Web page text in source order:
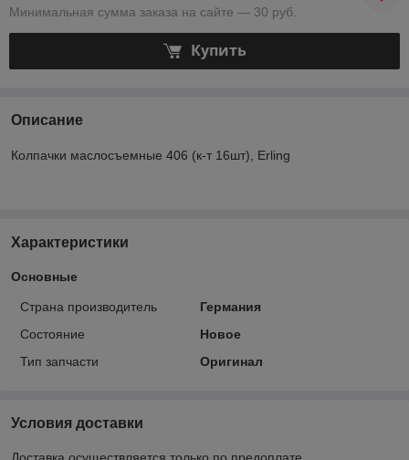
Минимальная сумма заказа на сайте — 30 руб.
Купить
Описание
Колпачки маслосъемные 406 (к-т 16шт), Erling
Характеристики
Основные
Страна производитель
Германия
Состояние
Новое
Тип запчасти
Оригинал
Условия доставки
Доставка осуществляется только по предоплате.